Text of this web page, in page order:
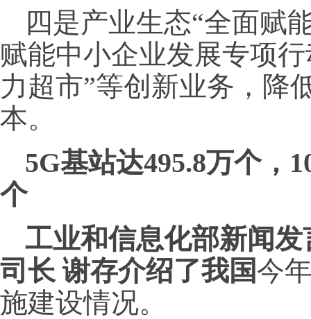
四是产业生态“全面赋
赋能中小企业发展专项
力超市”等创新业务，降
本。
5G基站达495.8万个，
个
工业和信息化部新闻
司长 谢存介绍了我国今
施建设情况。